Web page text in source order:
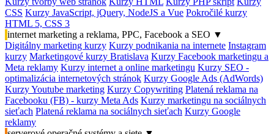
CSS Kurzy JavaScript, jQuery, NodeJS a Vue Pokročilé kurzy
HTML 5, CSS 3
internet marketing a reklama, PPC, Facebook a SEO ▼
Digitálny marketing kurzy Kurzy podnikania na internete Instagram
kurzy Marketingové kurzy Bratislava Kurzy Facebook marketingu a
Meta reklamy Kurzy internet a online marketingu Kurzy SEO -
optimalizácia internetových stránok Kurzy Google Ads (AdWords)
Kurzy Youtube marketing Kurzy Copywriting Platená reklama na
Facebooku (FB) - kurzy Meta Ads Kurzy marketingu na sociálnych
sieťach Platená reklama na sociálnych sieťach Kurzy Google
reklamy